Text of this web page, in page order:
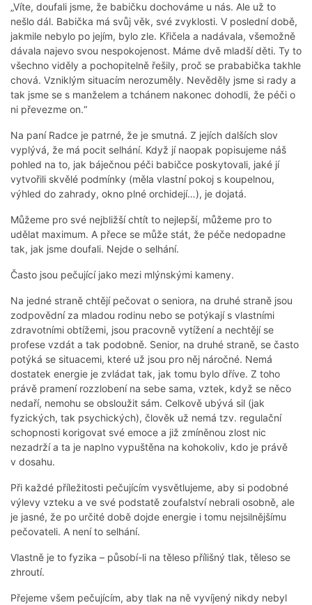
„Víte, doufali jsme, že babičku dochováme u nás. Ale už to
nešlo dál. Babička má svůj věk, své zvyklosti. V poslední době,
jakmile nebylo po jejím, bylo zle. Křičela a nadávala, všemožně
dávala najevo svou nespokojenost. Máme dvě mladší děti. Ty to
všechno viděly a pochopitelně řešily, proč se prababička takhle
chová. Vzniklým situacím nerozuměly. Nevěděly jsme si rady a
tak jsme se s manželem a tchánem nakonec dohodli, že péči o
ni převezme on.“
Na paní Radce je patrné, že je smutná. Z jejích dalších slov
vyplývá, že má pocit selhání. Když jí naopak popisujeme náš
pohled na to, jak báječnou péči babičce poskytovali, jaké jí
vytvořili skvělé podmínky (měla vlastní pokoj s koupelnou,
výhled do zahrady, okno plné orchidejí…), je dojatá.
Můžeme pro své nejbližší chtít to nejlepší, můžeme pro to
udělat maximum. A přece se může stát, že péče nedopadne
tak, jak jsme doufali. Nejde o selhání.
Často jsou pečující jako mezi mlýnskými kameny.
Na jedné straně chtějí pečovat o seniora, na druhé straně jsou
zodpovědní za mladou rodinu nebo se potýkají s vlastními
zdravotními obtížemi, jsou pracovně vytížení a nechtějí se
profese vzdát a tak podobně. Senior, na druhé straně, se často
potýká se situacemi, které už jsou pro něj náročné. Nemá
dostatek energie je zvládat tak, jak tomu bylo dříve. Z toho
právě pramení rozzlobení na sebe sama, vztek, když se něco
nedaří, nemohu se obsloužit sám. Celkově ubývá sil (jak
fyzických, tak psychických), člověk už nemá tzv. regulační
schopnosti korigovat své emoce a již zmíněnou zlost nic
nezadrží a ta je naplno vypuštěna na kohokoliv, kdo je právě
v dosahu.
Při každé příležitosti pečujícím vysvětlujeme, aby si podobné
výlevy vzteku a ve své podstatě zoufalství nebrali osobně, ale
je jasné, že po určité době dojde energie i tomu nejsilnějšímu
pečovateli. A není to selhání.
Vlastně je to fyzika – působí-li na těleso přílišný tlak, těleso se
zhroutí.
Přejeme všem pečujícím, aby tlak na ně vyvíjený nikdy nebyl